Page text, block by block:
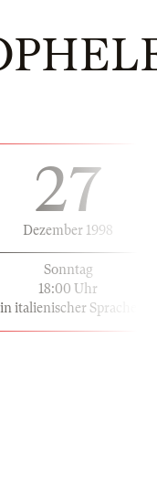
27
Dezember 1998
Sonntag
18:00 Uhr
in italienischer Sprache